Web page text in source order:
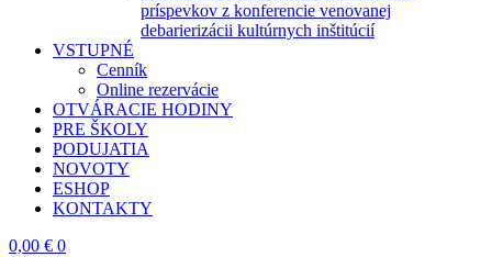
príspevkov z konferencie venovanej
debarierizácii kultúrnych inštitúcií
VSTUPNÉ
Cenník
Online rezervácie
OTVÁRACIE HODINY
PRE ŠKOLY
PODUJATIA
NOVOTY
ESHOP
KONTAKTY
0,00 € 0